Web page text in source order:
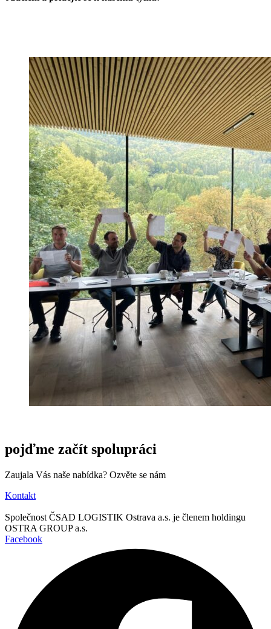
pojďme začít spolupráci
Zaujala Vás naše nabídka? Ozvěte se nám
Kontakt
Společnost ČSAD LOGISTIK Ostrava a.s. je členem holdingu
OSTRA GROUP a.s.
Facebook